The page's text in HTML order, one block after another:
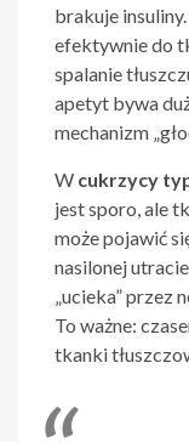
brakuje
efektywnie do
spalanie
apetyt bywa
mechanizm
W cukrzycy
jest sporo, ale
może pojawić
nasilonej
„ucieka” przez
To ważne:
tkanki